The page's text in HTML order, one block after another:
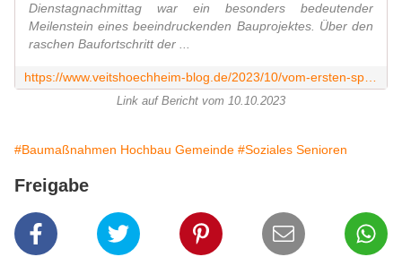
Dienstagnachmittag war ein besonders bedeutender
Meilenstein eines beeindruckenden Bauprojektes. Über den
raschen Baufortschritt der ...
Link auf Bericht vom 10.10.2023
#Baumaßnahmen Hochbau Gemeinde #Soziales Senioren
Freigabe